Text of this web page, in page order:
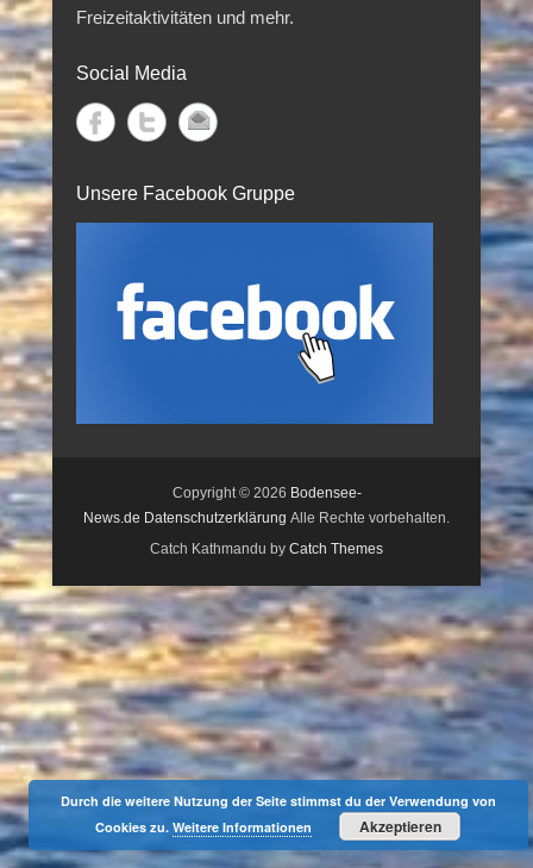
Freizeitaktivitäten und mehr.
Social Media
Unsere Facebook Gruppe
Copyright © 2026 Bodensee-
News.de Datenschutzerklärung Alle Rechte vorbehalten.
Catch Kathmandu by Catch Themes
Durch die weitere Nutzung der Seite stimmst du der Verwendung von
Cookies zu.Weitere Informationen Akzeptieren